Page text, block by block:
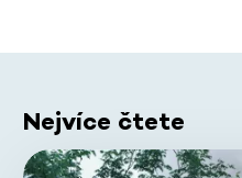
Nejvíce čtete